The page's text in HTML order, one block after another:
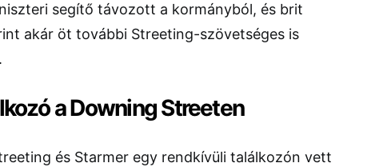
segítő távozott a kormányból, és brit
akár öt további Streeting-szövetséges is
a Downing Streeten
és Starmer egy rendkívüli találkozón vett